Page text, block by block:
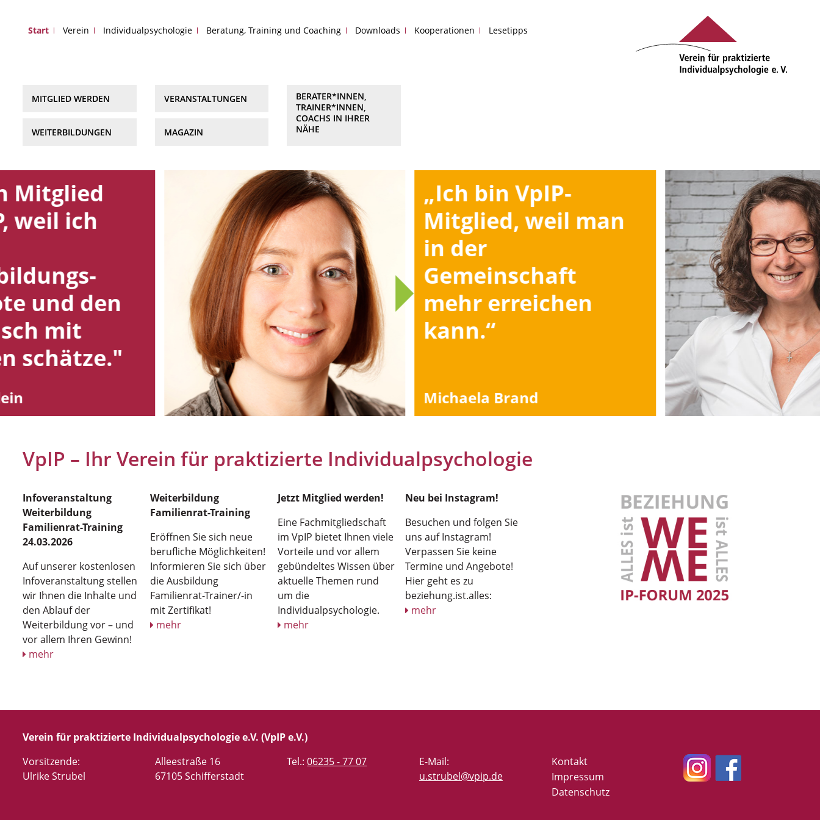
Start Verein Individualpsychologie Beratung, Training und Coaching Downloads Kooperationen Lesetipps
MITGLIED WERDEN
WEITERBILDUNGEN
VERANSTALTUNGEN
MAGAZIN
BERATER*INNEN,
TRAINER*INNEN,
COACHS IN IHRER
NÄHE
Mitglied
weil ich
und den
mit
schätze."
„Ich bin VpIP-
Mitglied, weil man
in der
Gemeinschaft
mehr erreichen
kann.“
Michaela Brand
VpIP – Ihr Verein für praktizierte Individualpsychologie
Infoveranstaltung
Weiterbildung
Familienrat-Training
24.03.2026
Auf unserer kostenlosen
Infoveranstaltung stellen
wir Ihnen die Inhalte und
den Ablauf der
Weiterbildung vor – und
vor allem Ihren Gewinn!
mehr
Weiterbildung
Familienrat-Training
Eröffnen Sie sich neue
berufliche Möglichkeiten!
Informieren Sie sich über
die Ausbildung
Familienrat-Trainer/-in
mit Zertifikat!
mehr
Jetzt Mitglied werden!
Eine Fachmitgliedschaft
im VpIP bietet Ihnen viele
Vorteile und vor allem
gebündeltes Wissen über
aktuelle Themen rund
um die
Individualpsychologie.
mehr
Neu bei Instagram!
Besuchen und folgen Sie
uns auf Instagram!
Verpassen Sie keine
Termine und Angebote!
Hier geht es zu
beziehung.ist.alles:
mehr
Verein für praktizierte Individualpsychologie e.V. (VpIP e.V.)
Vorsitzende:
Ulrike Strubel
Alleestraße 16
67105 Schifferstadt
Tel.:06235 - 77 07
E-Mail:
u.strubel@vpip.de
Kontakt
Impressum
Datenschutz